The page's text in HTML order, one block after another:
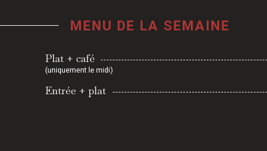
MENU DE LA SEMAINE
Plat + café
(uniquement le midi)
Entrée + plat